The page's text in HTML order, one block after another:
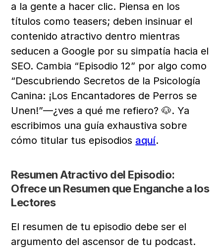
a la gente a hacer clic. Piensa en los
títulos como teasers; deben insinuar el
contenido atractivo dentro mientras
seducen a Google por su simpatía hacia el
SEO. Cambia “Episodio 12” por algo como
“Descubriendo Secretos de la Psicología
Canina: ¡Los Encantadores de Perros se
Unen!”—¿ves a qué me refiero? 🐶. Ya
escribimos una guía exhaustiva sobre
cómo titular tus episodios aquí.
Resumen Atractivo del Episodio:
Ofrece un Resumen que Enganche a los
Lectores
El resumen de tu episodio debe ser el
argumento del ascensor de tu podcast.